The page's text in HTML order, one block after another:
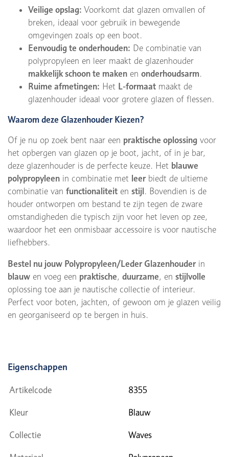
Veilige opslag: Voorkomt dat glazen omvallen of
breken, ideaal voor gebruik in bewegende
omgevingen zoals op een boot.
Eenvoudig te onderhouden: De combinatie van
polypropyleen en leer maakt de glazenhouder
makkelijk schoon te maken en onderhoudsarm.
Ruime afmetingen: Het L-formaat maakt de
glazenhouder ideaal voor grotere glazen of flessen.
Waarom deze Glazenhouder Kiezen?
Of je nu op zoek bent naar een praktische oplossing voor
het opbergen van glazen op je boot, jacht, of in je bar,
deze glazenhouder is de perfecte keuze. Het blauwe
polypropyleen in combinatie met leerbiedt de ultieme
combinatie van functionaliteit en stijl . Bovendien is de
houder ontworpen om bestand te zijn tegen de zware
omstandigheden die typisch zijn voor het leven op zee,
waardoor het een onmisbaar accessoire is voor nautische
liefhebbers.
Bestel nu jouw Polypropyleen/Leder Glazenhouderin
blauw en voeg een praktische, duurzame, en stijlvolle
oplossing toe aan je nautische collectie of interieur.
Perfect voor boten, jachten, of gewoon om je glazen veilig
en georganiseerd op te bergen in huis.
Eigenschappen
Artikelcode 8355
Kleur Blauw
Collectie Waves